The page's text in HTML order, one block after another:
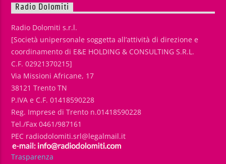
Radio Dolomiti
Radio Dolomiti s.r.l.
[Società unipersonale soggetta all’attività di direzione e
coordinamento di E&E HOLDING & CONSULTING S.R.L.
C.F. 02921370215]
Via Missioni Africane, 17
38121 Trento TN
P.IVA e C.F. 01418590228
Reg. Imprese di Trento n.01418590228
Tel./Fax 0461/987161
PEC radiodolomiti.srl@legalmail.it
Trasparenza